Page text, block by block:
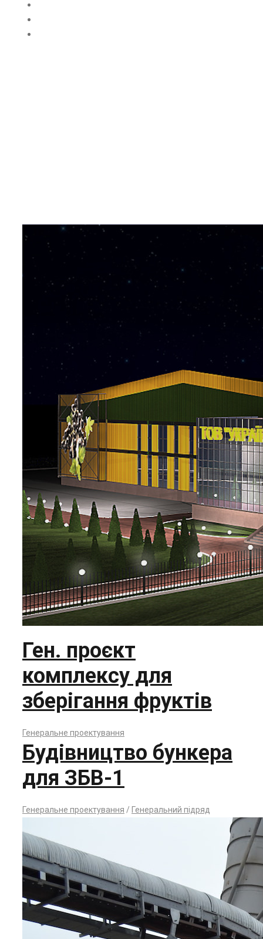
Ген. проєкт
комплексу для
зберігання фруктів
Генеральне проектування
Будівництво бункера
для ЗБВ-1
Генеральне проектування / Генеральний підряд